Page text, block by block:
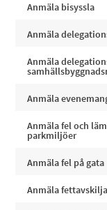
Anmäla bisyssla
Anmäla
Anmäla
Anmäla
Anmäla fel och
parkmiljöer
Anmäla fel på gata
Anmäla